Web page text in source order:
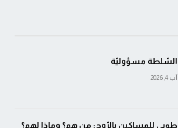
السّلطة مسؤوليّة
آب 4, 2026
طوبى للمساكين بالرّوح: من هم؟ وماذا لهم؟